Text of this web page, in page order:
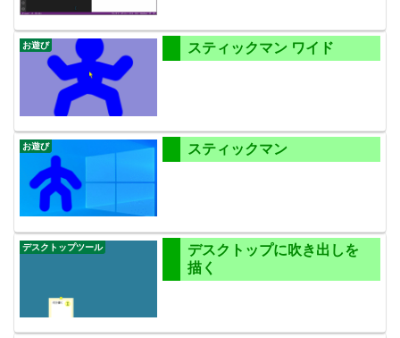
お遊び スティックマン ワイド
お遊び スティックマン
デスクトップツール
デスクトップに吹き出しを
描く